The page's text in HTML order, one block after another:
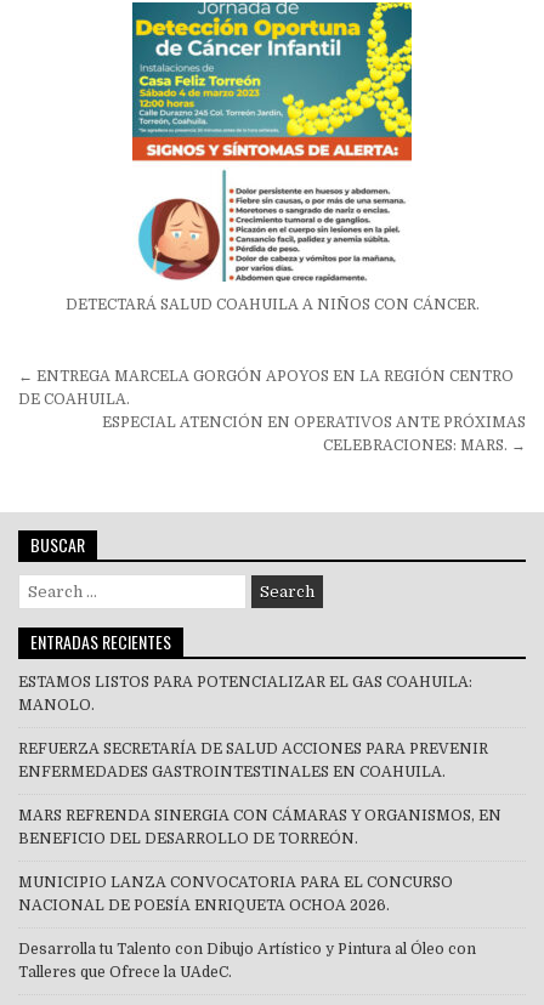
DETECTARÁ SALUD COAHUILA A NIÑOS CON CÁNCER.
Navegación
de
entradas
← ENTREGA MARCELA GORGÓN APOYOS EN LA REGIÓN CENTRO
DE COAHUILA.
ESPECIAL ATENCIÓN EN OPERATIVOS ANTE PRÓXIMAS
CELEBRACIONES: MARS. →
BUSCAR
Search
for:
ENTRADAS RECIENTES
ESTAMOS LISTOS PARA POTENCIALIZAR EL GAS COAHUILA:
MANOLO.
REFUERZA SECRETARÍA DE SALUD ACCIONES PARA PREVENIR
ENFERMEDADES GASTROINTESTINALES EN COAHUILA.
MARS REFRENDA SINERGIA CON CÁMARAS Y ORGANISMOS, EN
BENEFICIO DEL DESARROLLO DE TORREÓN.
MUNICIPIO LANZA CONVOCATORIA PARA EL CONCURSO
NACIONAL DE POESÍA ENRIQUETA OCHOA 2026.
Desarrolla tu Talento con Dibujo Artístico y Pintura al Óleo con
Talleres que Ofrece la UAdeC.